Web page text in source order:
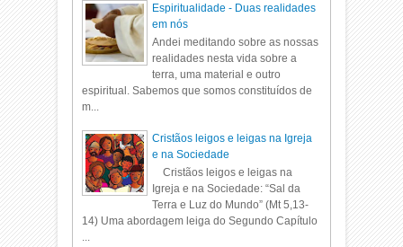
Espiritualidade - Duas realidades
em nós
Andei meditando sobre as nossas
realidades nesta vida sobre a
terra, uma material e outro
espiritual. Sabemos que somos constituídos de
m...
Cristãos leigos e leigas na Igreja
e na Sociedade
Cristãos leigos e leigas na
Igreja e na Sociedade: “Sal da
Terra e Luz do Mundo” (Mt 5,13-
14) Uma abordagem leiga do Segundo Capítulo
...